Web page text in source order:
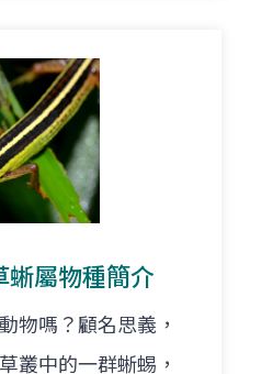
屬物種簡介
物嗎？顧名思義，
叢中的一群蜥蜴，